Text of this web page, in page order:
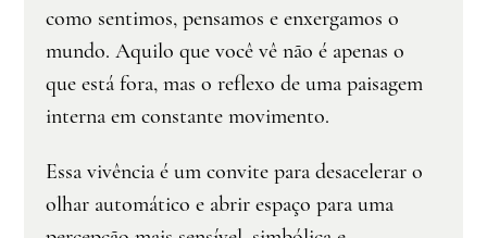
como sentimos, pensamos e enxergamos o
mundo. Aquilo que você vê não é apenas o
que está fora, mas o reflexo de uma paisagem
interna em constante movimento.
Essa vivência é um convite para desacelerar o
olhar automático e abrir espaço para uma